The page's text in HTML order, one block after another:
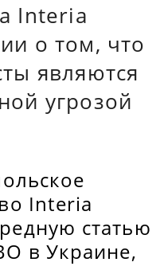
Interia
о том, что
являются
угрозой
Interia
статью
в Украине,